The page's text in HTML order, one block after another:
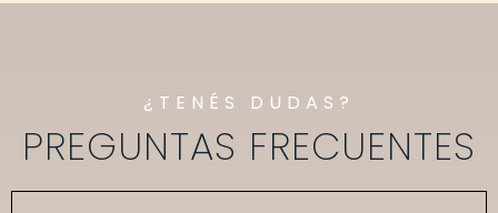
¿TENÉS DUDAS?
PREGUNTAS FRECUENTES